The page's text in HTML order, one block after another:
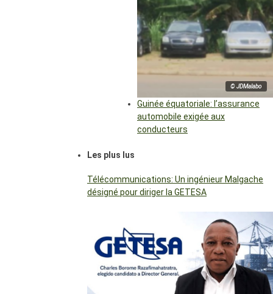
© JDMalabo
Guinée équatoriale: l’assurance
automobile exigée aux
conducteurs
Les plus lus
Télécommunications: Un ingénieur Malgache
désigné pour diriger la GETESA